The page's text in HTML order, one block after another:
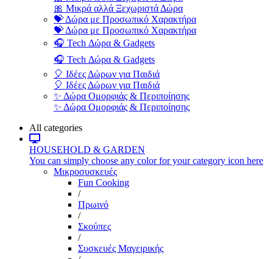
🎀 Μικρά αλλά Ξεχωριστά Δώρα
💝 Δώρα με Προσωπικό Χαρακτήρα
💝 Δώρα με Προσωπικό Χαρακτήρα
🎧 Tech Δώρα & Gadgets
🎧 Tech Δώρα & Gadgets
🎈 Ιδέες Δώρων για Παιδιά
🎈 Ιδέες Δώρων για Παιδιά
✨ Δώρα Ομορφιάς & Περιποίησης
✨ Δώρα Ομορφιάς & Περιποίησης
All categories
HOUSEHOLD & GARDEN
You can simply choose any color for your category icon here
Μικροσυσκευές
Fun Cooking
/
Πρωινό
/
Σκούπες
/
Συσκευές Μαγειρικής